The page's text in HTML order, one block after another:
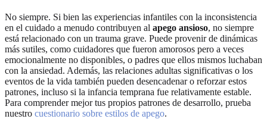
No siempre. Si bien las experiencias infantiles con la inconsistencia
en el cuidado a menudo contribuyen al apego ansioso, no siempre
está relacionado con un trauma grave. Puede provenir de dinámicas
más sutiles, como cuidadores que fueron amorosos pero a veces
emocionalmente no disponibles, o padres que ellos mismos luchaban
con la ansiedad. Además, las relaciones adultas significativas o los
eventos de la vida también pueden desencadenar o reforzar estos
patrones, incluso si la infancia temprana fue relativamente estable.
Para comprender mejor tus propios patrones de desarrollo, prueba
nuestro cuestionario sobre estilos de apego.